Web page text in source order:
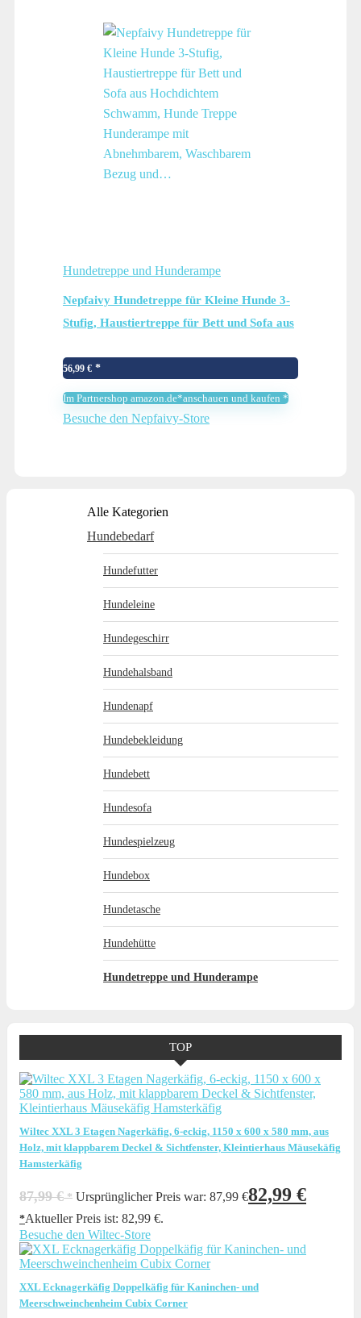
Hundetreppe und Hunderampe
Nepfaivy Hundetreppe für Kleine Hunde 3-
Stufig, Haustiertreppe für Bett und Sofa aus
Hunderampe mit Abnehmbarem,
Waschbarem Bezug und…
56,99 €
Im Partnershop amazon.de*anschauen und kaufen *
Besuche den Nepfaivy-Store
Alle Kategorien
Hundebedarf
Hundefutter
Hundeleine
Hundegeschirr
Hundehalsband
Hundenapf
Hundebekleidung
Hundebett
Hundesofa
Hundespielzeug
Hundebox
Hundetasche
Hundehütte
Hundetreppe und Hunderampe
TOP
Wiltec XXL 3 Etagen Nagerkäfig, 6-eckig, 1150 x 600 x 580 mm, aus
Holz, mit klappbarem Deckel & Sichtfenster, Kleintierhaus Mäusekäfig
Hamsterkäfig
87,99€ Ursprünglicher Preis war: 87,99 €82,99 €
Aktueller Preis ist: 82,99 €.
Besuche den Wiltec-Store
XXL Ecknagerkäfig Doppelkäfig für Kaninchen- und
Meerschweinchenheim Cubix Corner